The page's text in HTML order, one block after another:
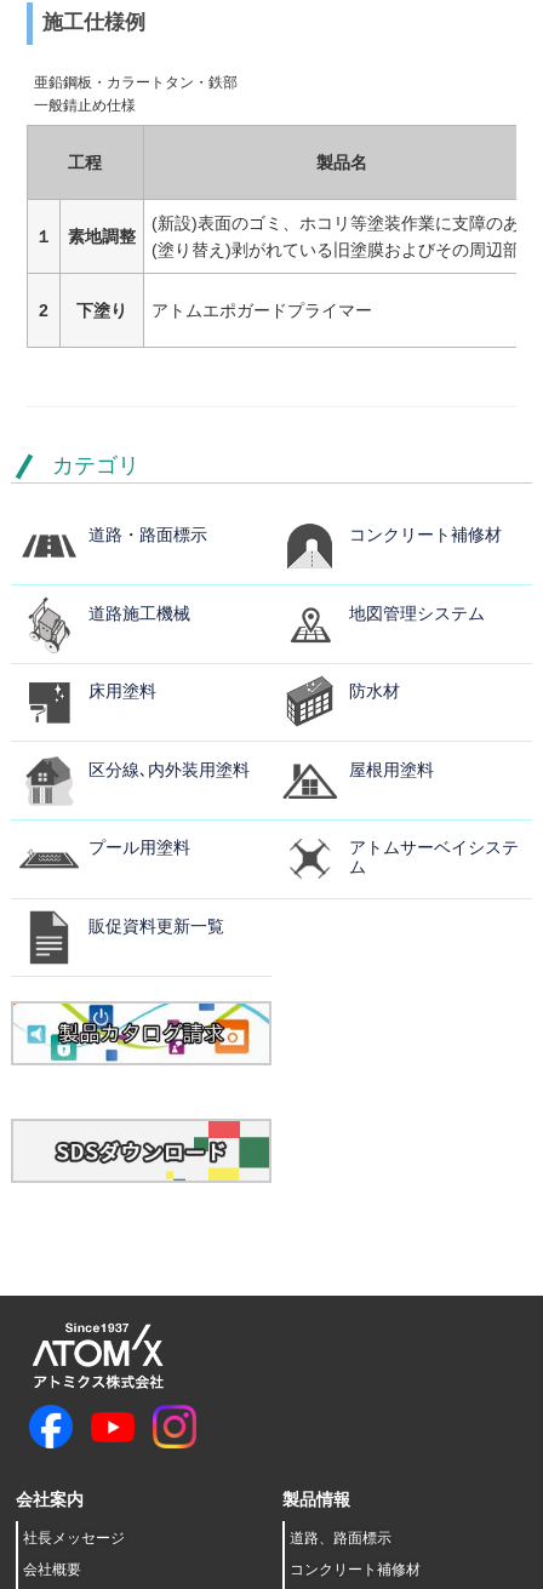
カテゴリ
道路・路面標示 コンクリート補修材
道路施工機械 地図管理システム
床用塗料 防水材
区分線､内外装用塗料 屋根用塗料
プール用塗料
アトムサーベイシステ
ム
販促資料更新一覧
施工仕様例
亜鉛鋼板・カラートタン・鉄部
一般錆止め仕様
工程 製品名
１ 素地調整
(新設)表面のゴミ、ホコリ等塗装作業に支障のあ
(塗り替え)剥がれている旧塗膜およびその周辺部
2 下塗り アトムエポガードプライマー
会社案内
社長メッセージ
会社概要
製品情報
道路、路面標示
コンクリート補修材